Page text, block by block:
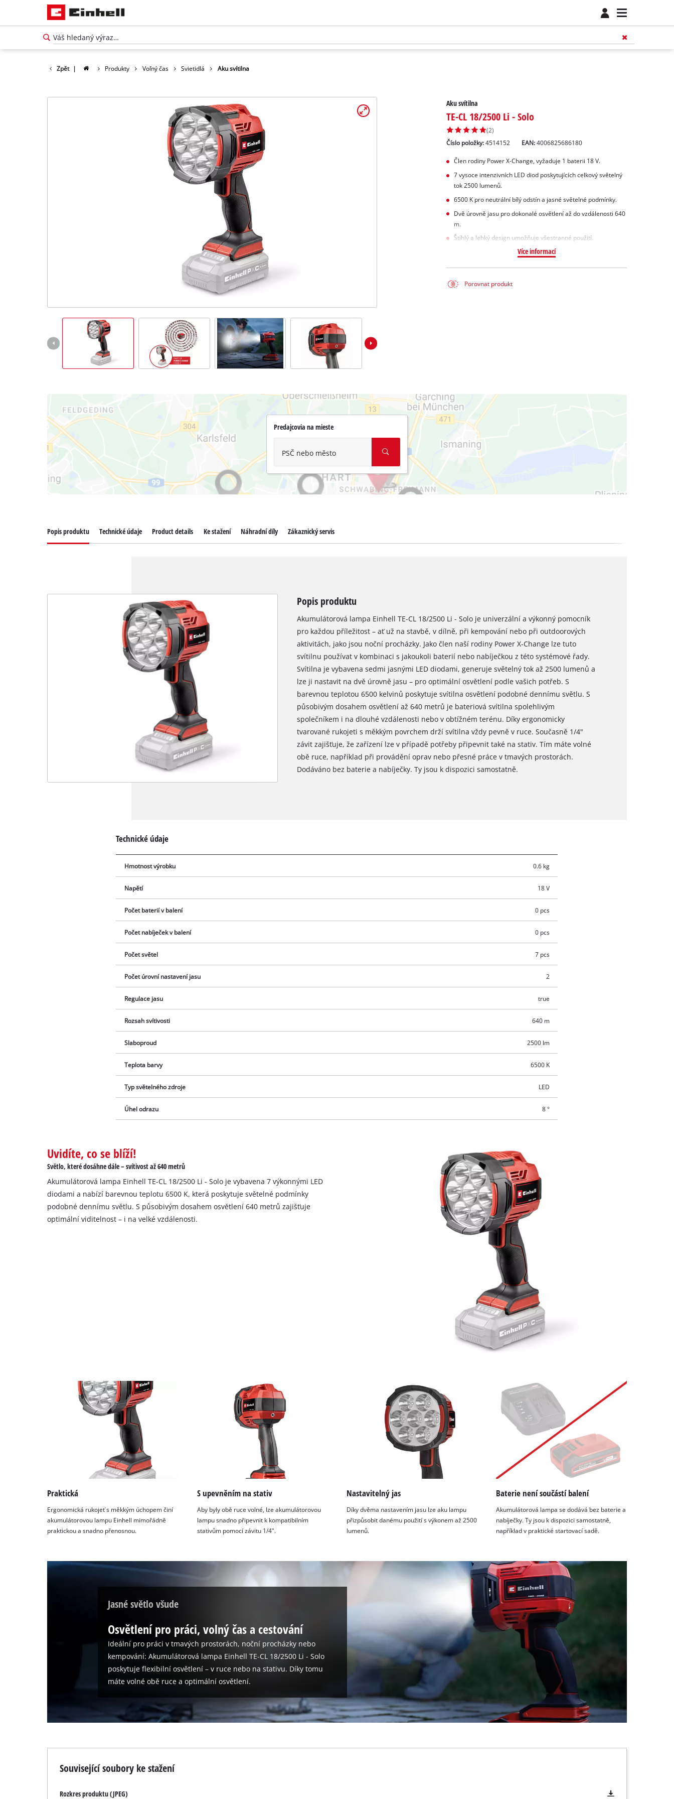
Zpět | Produkty Voľný čas Svietidlá Aku svítilna
Aku svítilna
TE-CL 18/2500 Li - Solo
(2)
Číslo položky: 4514152 EAN:4006825686180
Člen rodiny Power X‑Change, vyžaduje 1 baterii 18 V.
7 vysoce intenzivních LED diod poskytujících celkový světelný
tok 2500 lumenů.
6500 K pro neutrální bílý odstín a jasné světelné podmínky.
Dvě úrovně jasu pro dokonalé osvětlení až do vzdálenosti 640
m.
Štíhlý a lehký design umožňuje všestranné použití.
Více informací
Porovnat produkt
Predajcovia na mieste
PSČ nebo město
K načtení služby Google Maps
to trackers that are not disclosed to the
Management Platform
Popis produktu Technické údaje Product details Ke stažení Náhradní díly Zákaznický servis
Popis produktu
Akumulátorová lampa Einhell TE-CL 18/2500 Li - Solo je univerzální a výkonný pomocník
pro každou příležitost – ať už na stavbě, v dílně, při kempování nebo při outdoorových
aktivitách, jako jsou noční procházky. Jako člen naší rodiny Power X-Change lze tuto
svítilnu používat v kombinaci s jakoukoli baterií nebo nabíječkou z této systémové řady.
Svítilna je vybavena sedmi jasnými LED diodami, generuje světelný tok až 2500 lumenů a
lze ji nastavit na dvě úrovně jasu – pro optimální osvětlení podle vašich potřeb. S
barevnou teplotou 6500 kelvinů poskytuje svítilna osvětlení podobné dennímu světlu. S
působivým dosahem osvětlení až 640 metrů je bateriová svítilna spolehlivým
společníkem i na dlouhé vzdálenosti nebo v obtížném terénu. Díky ergonomicky
tvarované rukojeti s měkkým povrchem drží svítilna vždy pevně v ruce. Současně 1/4"
závit zajišťuje, že zařízení lze v případě potřeby připevnit také na stativ. Tím máte volné
obě ruce, například při provádění oprav nebo přesné práce v tmavých prostorách.
Dodáváno bez baterie a nabíječky. Ty jsou k dispozici samostatně.
Technické údaje
Hmotnost výrobku 0.6 kg
Napětí 18 V
Počet baterií v balení 0 pcs
Počet nabíječek v balení 0 pcs
Počet světel 7 pcs
Počet úrovní nastavení jasu 2
Regulace jasu true
Rozsah svítivosti 640 m
Slaboproud 2500 lm
Teplota barvy 6500 K
Typ světelného zdroje LED
Úhel odrazu 8 °
Uvidíte, co se blíží!
Světlo, které dosáhne dále – svítivost až 640 metrů
Akumulátorová lampa Einhell TE-CL 18/2500 Li - Solo je vybavena 7 výkonnými LED
diodami a nabízí barevnou teplotu 6500 K, která poskytuje světelné podmínky
podobné dennímu světlu. S působivým dosahem osvětlení 640 metrů zajišťuje
optimální viditelnost – i na velké vzdálenosti.
Praktická
Ergonomická rukojeť s měkkým úchopem činí
akumulátorovou lampu Einhell mimořádně
praktickou a snadno přenosnou.
S upevněním na stativ
Aby byly obě ruce volné, lze akumulátorovou
lampu snadno připevnit k kompatibilním
stativům pomocí závitu 1/4".
Nastavitelný jas
Díky dvěma nastavením jasu lze aku lampu
přizpůsobit danému použití s výkonem až 2500
lumenů.
Baterie není součástí balení
Akumulátorová lampa se dodává bez baterie a
nabíječky. Ty jsou k dispozici samostatně,
například v praktické startovací sadě.
Jasné světlo všude
Osvětlení pro práci, volný čas a cestování
Ideální pro práci v tmavých prostorách, noční procházky nebo
kempování: Akumulátorová lampa Einhell TE-CL 18/2500 Li - Solo
poskytuje flexibilní osvětlení – v ruce nebo na stativu. Díky tomu
máte volné obě ruce a optimální osvětlení.
Související soubory ke stažení
Rozkres produktu (JPEG)